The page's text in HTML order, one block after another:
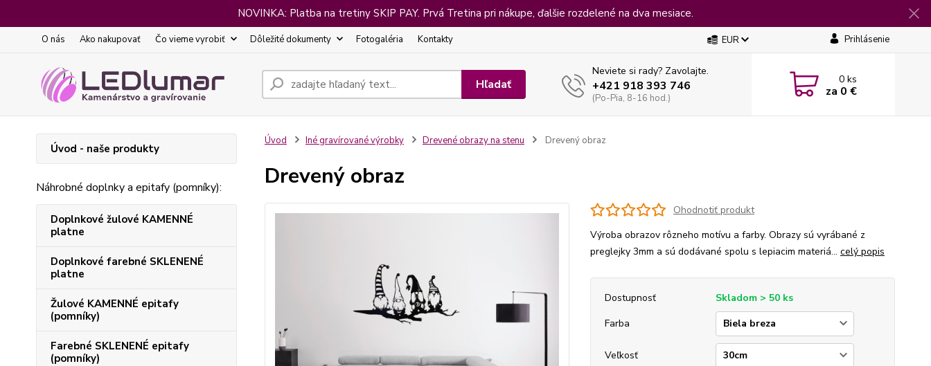
NOVINKA: Platba na tretiny SKIP PAY. Prvá Tretina pri nákupe, ďalšie rozdelené na dva mesiace.
O nás Ako nakupovať Čo vieme vyrobiť Dôležité dokumenty Fotogaléria Kontakty EUR Prihlásenie
Hľadať
Neviete si rady? Zavolajte.
+421 918 393 746
(Po-Pia, 8-16 hod.)
0ks
za 0 €
Úvod - naše produkty
Náhrobné doplnky a epitafy (pomníky):
Doplnkové žulové KAMENNÉ
platne
Doplnkové farebné SKLENENÉ
platne
Žulové KAMENNÉ epitafy
(pomníky)
Farebné SKLENENÉ epitafy
(pomníky)
Úvod Iné gravírované výrobky Drevené obrazy na stenu Drevený obraz
Drevený obraz
Ohodnotiť produkt
Výroba obrazov rôzneho motívu a farby. Obrazy sú vyrábané z
preglejky 3mm a sú dodávané spolu s lepiacim materiá... celý popis
Dostupnosť
Skladom > 50 ks
Farba
Veľkosť